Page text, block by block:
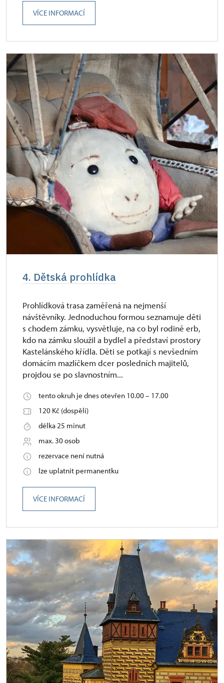
VÍCE INFORMACÍ
4. Dětská prohlídka
Prohlídková trasa zaměřená na nejmenší
návštěvníky. Jednoduchou formou seznamuje děti
s chodem zámku, vysvětluje, na co byl rodině erb,
kdo na zámku sloužil a bydlel a představí prostory
Kastelánského křídla. Děti se potkají s nevšedním
domácím mazlíčkem dcer posledních majitelů,
projdou se po slavnostním...
tento okruh je dnes otevřen 10.00 – 17.00
120 Kč (dospělí)
délka 25 minut
max. 30 osob
rezervace není nutná
lze uplatnit permanentku
VÍCE INFORMACÍ